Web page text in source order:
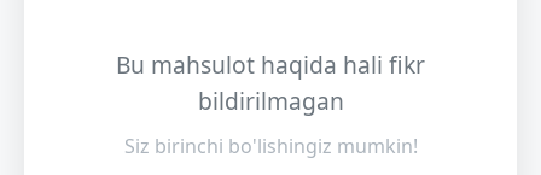
Bu mahsulot haqida hali fikr
bildirilmagan
Siz birinchi bo'lishingiz mumkin!